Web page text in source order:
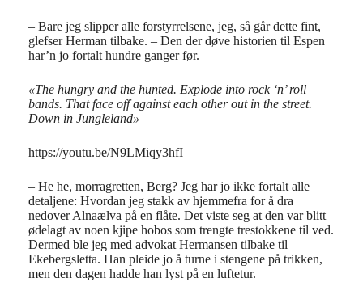
– Bare jeg slipper alle forstyrrelsene, jeg, så går dette fint,
glefser Herman tilbake. – Den der døve historien til Espen
har’n jo fortalt hundre ganger før.
«The hungry and the hunted. Explode into rock ‘n’ roll
bands. That face off against each other out in the street.
Down in Jungleland»
https://youtu.be/N9LMiqy3hfI
– He he, morragretten, Berg? Jeg har jo ikke fortalt alle
detaljene: Hvordan jeg stakk av hjemmefra for å dra
nedover Alnaælva på en flåte. Det viste seg at den var blitt
ødelagt av noen kjipe hobos som trengte trestokkene til ved.
Dermed ble jeg med advokat Hermansen tilbake til
Ekebergsletta. Han pleide jo å turne i stengene på trikken,
men den dagen hadde han lyst på en luftetur.